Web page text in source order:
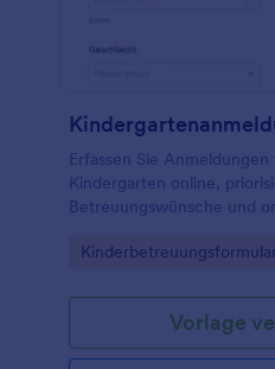
Erfassen Sie
Kindergarten online,
Betreuungswünsche und
Go to Category:
Vorlage